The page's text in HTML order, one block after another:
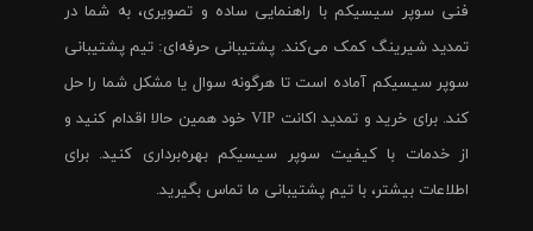
فنی سوپر سیسیکم با راهنمایی ساده و تصویری، به شما در
تمدید شیرینگ کمک می‌کند. پشتیبانی حرفه‌ای: تیم پشتیبانی
سوپر سیسیکم آماده است تا هرگونه سوال یا مشکل شما را حل
کند. برای خرید و تمدید اکانت VIP خود همین حالا اقدام کنید و
از خدمات با کیفیت سوپر سیسیکم بهره‌برداری کنید. برای
اطلاعات بیشتر، با تیم پشتیبانی ما تماس بگیرید.